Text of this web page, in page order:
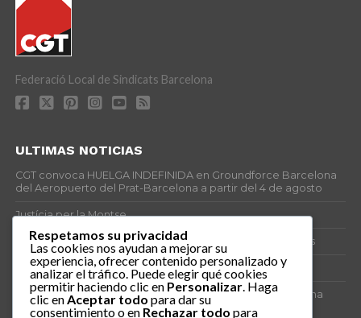
Federació Local de Sindicats Barcelona
ULTIMAS NOTICIAS
CGT convoca HUELGA INDEFINIDA en Groundforce Barcelona
del Aeropuerto del Prat-Barcelona a partir del 4 de agosto
Justícia per la Montse
25J – Día Mundial para la Prevención de los Ahogamientos
ERE encubierto en H&M Concentrix
Actes centrals 90 aniversari revolució social 1936. Programa
central i per dies. Materials de venda.
Respetamos su privacidad
Las cookies nos ayudan a mejorar su
experiencia, ofrecer contenido personalizado y
analizar el tráfico. Puede elegir qué cookies
permitir haciendo clic en Personalizar . Haga
clic en Aceptar todo para dar su
consentimiento o en Rechazar todo para